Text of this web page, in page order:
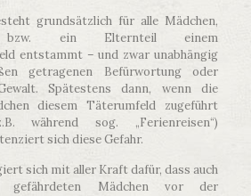
grundsätzlich für alle Mädchen,
ein Elternteil einem
entstammt – und zwar unabhängig
getragenen Befürwortung oder
Spätestens dann, wenn die
diesem Täterumfeld zugeführt
während sog. „Ferienreisen“)
sich diese Gefahr.
sich mit aller Kraft dafür, dass auch
Mädchen vor der